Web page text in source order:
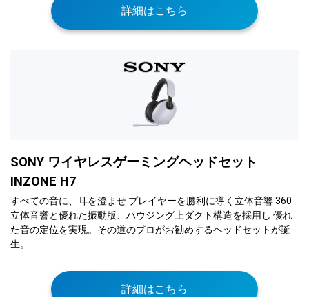
詳細はこちら
SONY ワイヤレスゲーミングヘッドセット
INZONE H7
すべての音に、耳を澄ませ プレイヤーを勝利に導く立体音響 360
立体音響と優れた振動版、ハウジング上ダクト構造を採用し 優れ
た音の定位を実現。その道のプロがお勧めするヘッドセットが誕
生。
詳細はこちら